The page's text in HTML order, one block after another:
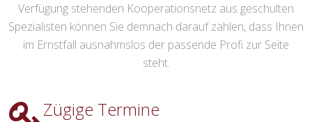
Verfügung stehenden Kooperationsnetz aus geschulten
Spezialisten können Sie demnach darauf zählen, dass Ihnen
im Ernstfall ausnahmslos der passende Profi zur Seite
steht.
Zügige Termine